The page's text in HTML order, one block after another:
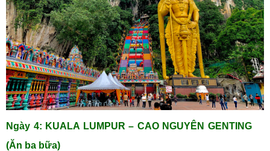
Ngày 4: KUALA LUMPUR – CAO NGUYÊN GENTING
(Ăn ba bữa)